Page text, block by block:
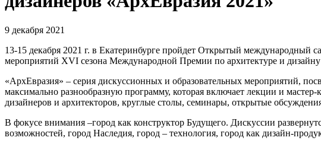
9 декабря 2021
13-15 декабря 2021 г. в Екатеринбурге пройдет Открытый международный
мероприятий XVI сезона Международной Премии по архитектуре и
«АрхЕвразия» – серия дискуссионных и образовательных мероприятий,
максимально разнообразную программу, которая включает лекции и
дизайнеров и архитекторов, круглые столы, семинары, открытые
В фокусе внимания –город как конструктор Будущего. Дискуссии
возможностей, город Наследия, город – технология, город как дизайн-